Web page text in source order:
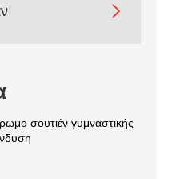

σουτιέν γυμναστικής